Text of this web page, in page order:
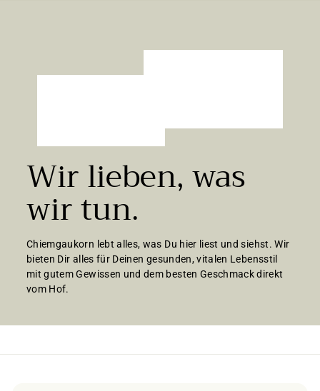
€
Wir lieben, was
wir tun.
Chiemgaukorn lebt alles, was Du hier liest und siehst. Wir
bieten Dir alles für Deinen gesunden, vitalen Lebensstil
mit gutem Gewissen und dem besten Geschmack direkt
vom Hof.